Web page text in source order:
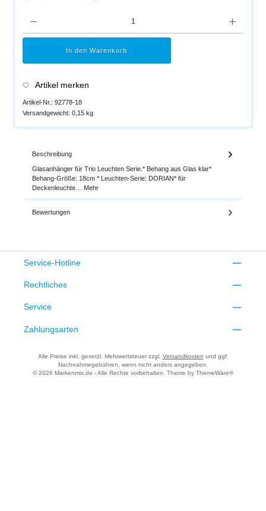
In den Warenkorb
Artikel merken
Artikel-Nr.: 92778-18
Versandgewicht: 0,15 kg
Beschreibung
Glasanhänger für Trio Leuchten Serie.* Behang aus Glas klar*
Behang-Größe: 18cm * Leuchten-Serie: DORIAN* für
Deckenleuchte… Mehr
Bewertungen
Service-Hotline
Rechtliches
Service
Zahlungsarten
Alle Preise inkl. gesetzl. Mehrwertsteuer zzgl. Versandkosten und ggf.
Nachnahmegebühren, wenn nicht anders angegeben.
© 2026 Markenmix.de - Alle Rechte vorbehalten. Theme by ThemeWare®